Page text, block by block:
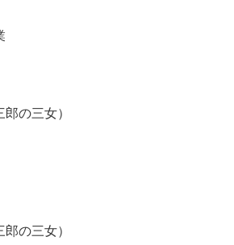
の三女）
の三女）